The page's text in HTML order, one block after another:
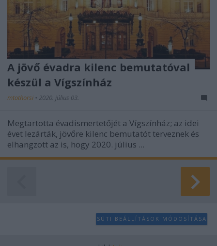
A jövő évadra kilenc bemutatóval
készül a Vígszínház
mtothorsi • 2020. július 03.
Megtartotta évadismertetőjét a Vígszínház; az idei
évet lezárták, jövőre kilenc bemutatót terveznek és
elhangzott az is, hogy 2020. július ...
SÜTI BEÁLLÍTÁSOK MÓDOSÍTÁSA